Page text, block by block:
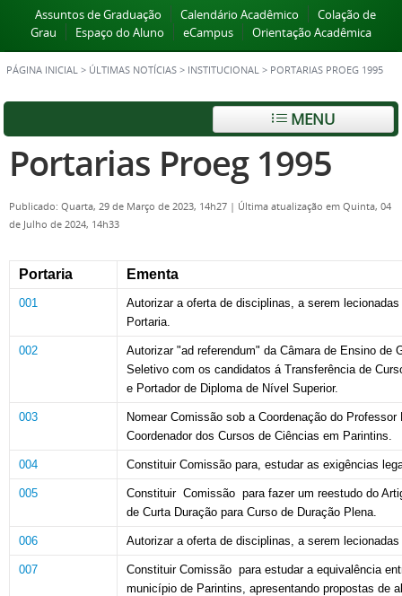
Assuntos de Graduação Calendário Acadêmico
Colação de
Grau
Espaço do Aluno eCampus Orientação Acadêmica
PÁGINA INICIAL > ÚLTIMAS NOTÍCIAS > INSTITUCIONAL > PORTARIAS PROEG 1995
MENU
Portarias Proeg 1995
Publicado: Quarta, 29 de Março de 2023, 14h27 | Última atualização em Quinta, 04
de Julho de 2024, 14h33
Portaria Ementa
001
Autorizar a oferta de disciplinas, a serem lecionadas
Portaria.
002
Autorizar "ad referendum" da Câmara de Ensino de
Seletivo com os candidatos á Transferência de
e Portador de Diploma de Nível Superior.
003 Nomear Comissão sob a Coordenação do
Coordenador dos Cursos de Ciências em Parintins.
004 Constituir Comissão para, estudar as exigências
005 Constituir Comissão para fazer um reestudo do
de Curta Duração para Curso de Duração Plena.
006 Autorizar a oferta de disciplinas, a serem
007 Constituir Comissão para estudar a equivalência
município de Parintins, apresentando propostas de